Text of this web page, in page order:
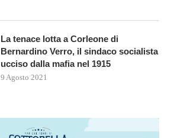
La tenace lotta a Corleone di
Bernardino Verro, il sindaco socialista
ucciso dalla mafia nel 1915
9 Agosto 2021